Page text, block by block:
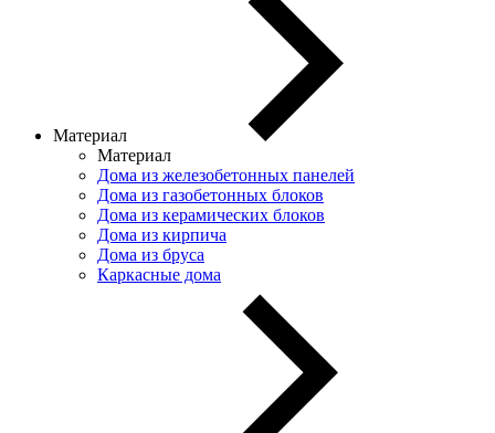
Материал
Материал
Дома из железобетонных панелей
Дома из газобетонных блоков
Дома из керамических блоков
Дома из кирпича
Дома из бруса
Каркасные дома